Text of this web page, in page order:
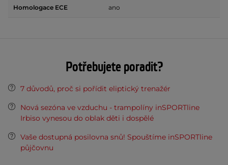
Homologace ECE ano
Potřebujete poradit?
7 důvodů, proč si pořídit eliptický trenažér
Nová sezóna ve vzduchu - trampolíny inSPORTline
Irbiso vynesou do oblak děti i dospělé
Vaše dostupná posilovna snů! Spouštíme inSPORTline
půjčovnu